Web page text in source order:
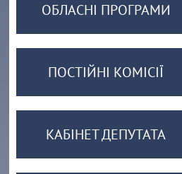
ОБЛАСНІ ПРОГРАМИ
ПОСТІЙНІ КОМІСІЇ
КАБІНЕТ ДЕПУТАТА